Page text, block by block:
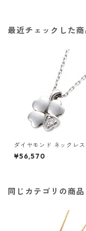
最近チェックした商
ダイヤモンド ネックレス
0.014ct プラチナ Pt900
葉 クローバーモチーフ ペ
¥56,570
同じカテゴリの商品